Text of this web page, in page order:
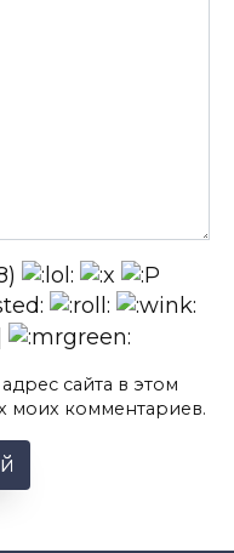
сайта в этом
моих комментариев.